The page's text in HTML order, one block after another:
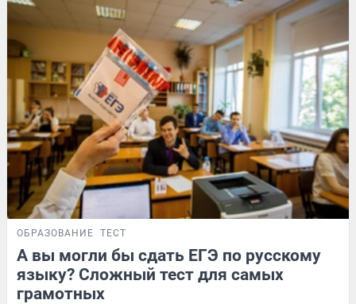
ОБРАЗОВАНИЕ ТЕСТ
А вы могли бы сдать ЕГЭ по русскому
языку? Сложный тест для самых
грамотных